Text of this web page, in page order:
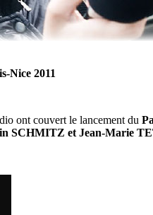
Nice 2011
ont couvert le lancement du
SCHMITZ et Jean-Marie